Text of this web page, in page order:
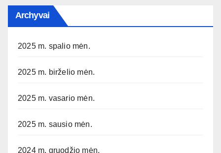
Archyvai
2025 m. spalio mėn.
2025 m. birželio mėn.
2025 m. vasario mėn.
2025 m. sausio mėn.
2024 m. gruodžio mėn.